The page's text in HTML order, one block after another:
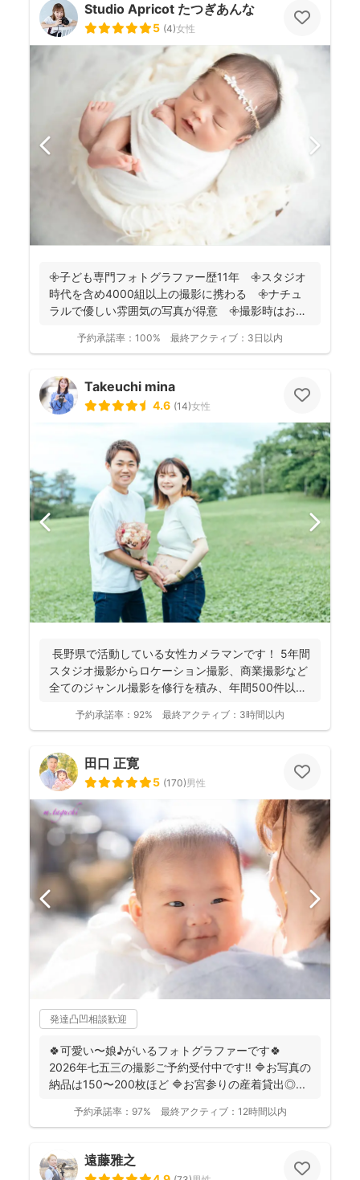
Studio Apricot たつぎあんな
5 (4)女性
𖧷子ども専門フォトグラファー歴11年 𖧷スタジオ
時代を含め4000組以上の撮影に携わる 𖧷ナチュ
ラルで優しい雰囲気の写真が得意 𖧷撮影時はお手
予約承諾率： 100% 最終アクティブ： 3日以内
Takeuchi mina
4.6 (14)女性
長野県で活動している女性カメラマンです！ 5年間
スタジオ撮影からロケーション撮影、商業撮影など
全てのジャンル撮影を修行を積み、年間500件以上
予約承諾率： 92% 最終アクティブ： 3時間以内
田口 正寛
5 (170)男性
発達凸凹相談歓迎
🍀可愛い〜娘♪がいるフォトグラファーです🍀
2026年七五三の撮影ご予約受付中です‼️ 🔷お写真の
納品は150〜200枚ほど 🔷お宮参りの産着貸出◎...
予約承諾率： 97% 最終アクティブ： 12時間以内
遠藤雅之